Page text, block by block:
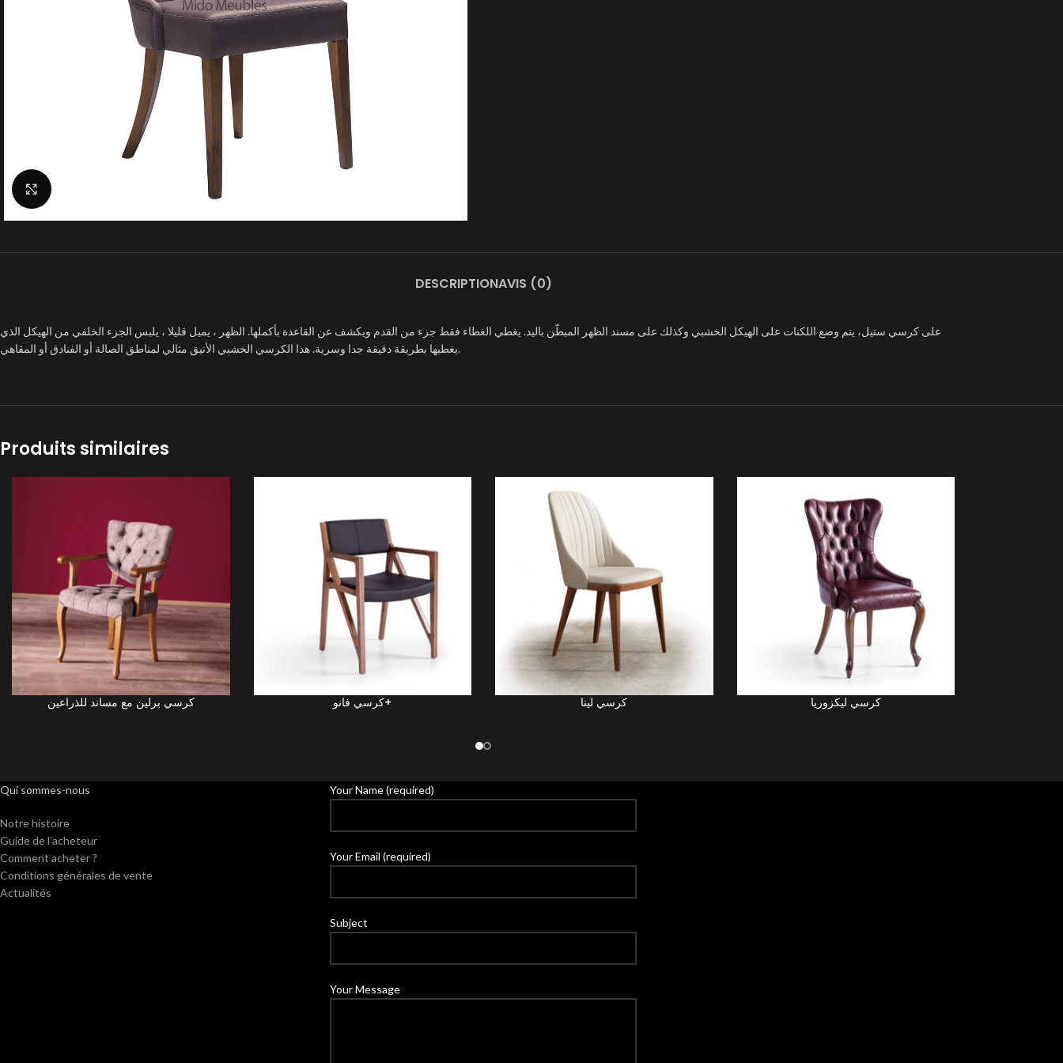
DESCRIPTIONAVIS (0)
على كرسي ستيل، يتم وضع اللكنات على الهيكل الخشبي وكذلك على مسند الظهر المبطّن باليد. يغطي الغطاء فقط جزء من القدم ويكشف عن القاعدة بأكملها. الظهر ، يميل قليلا ، يلبس الجزء الخلفي من الهيكل الذي
يغطيها بطريقة دقيقة جدا وسرية. هذا الكرسي الخشبي الأنيق مثالي لمناطق الصالة أو الفنادق أو المقاهي.
Produits similaires
LIRE LA SUITEكرسي برلين مع مساند للذراعين كرسي فانو+ كرسي لينا كرسي ليكزوريا
Qui sommes-nous
Notre histoire
Guide de l’acheteur
Comment acheter ?
Conditions générales de vente
Actualités
Your Name (required)
Your Email (required)
Subject
Your Message